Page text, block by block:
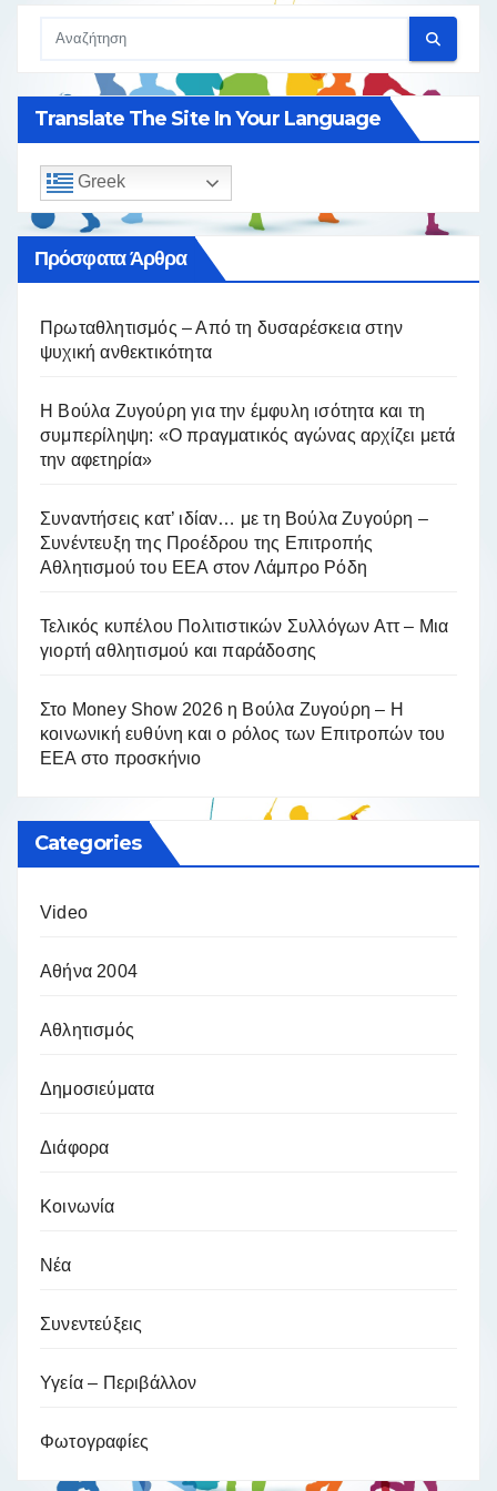
Translate The Site In Your Language
Greek
Πρόσφατα Άρθρα
Πρωταθλητισμός – Από τη δυσαρέσκεια στην
ψυχική ανθεκτικότητα
Η Βούλα Ζυγούρη για την έμφυλη ισότητα και τη
συμπερίληψη: «Ο πραγματικός αγώνας αρχίζει μετά
την αφετηρία»
Συναντήσεις κατ’ ιδίαν… με τη Βούλα Ζυγούρη –
Συνέντευξη της Προέδρου της Επιτροπής
Αθλητισμού του ΕΕΑ στον Λάμπρο Ρόδη
Τελικός κυπέλου Πολιτιστικών Συλλόγων Αττ – Μια
γιορτή αθλητισμού και παράδοσης
Στο Money Show 2026 η Βούλα Ζυγούρη – Η
κοινωνική ευθύνη και ο ρόλος των Επιτροπών του
ΕΕΑ στο προσκήνιο
Categories
Video
Αθήνα 2004
Αθλητισμός
Δημοσιεύματα
Διάφορα
Κοινωνία
Νέα
Συνεντεύξεις
Υγεία – Περιβάλλον
Φωτογραφίες